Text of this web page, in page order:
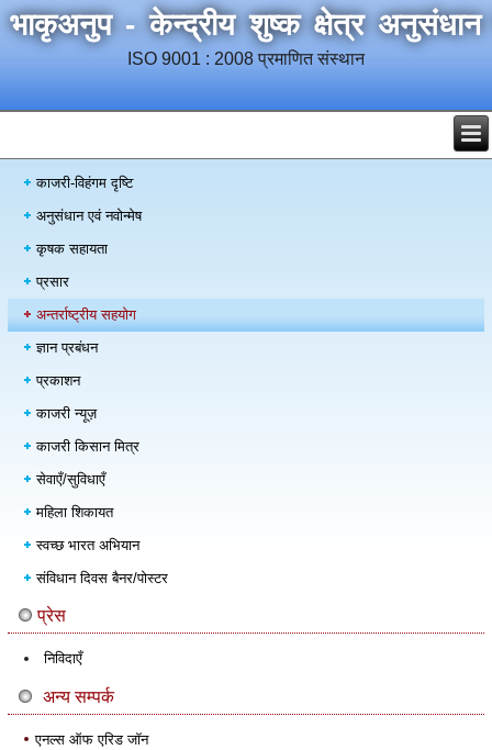
भाकृअनुप - केन्द्रीय शुष्क क्षेत्र अनुसंधान
ISO 9001 : 2008 प्रमाणित संस्थान
काजरी-विहंगम दृष्टि
अनुसंधान एवं नवोन्मेष
कृषक सहायता
प्रसार
अन्तर्राष्ट्रीय सहयोग
ज्ञान प्रबंधन
प्रकाशन
काजरी न्यूज़
काजरी किसान मित्र
सेवाएँ/सुविधाएँ
महिला शिकायत
स्वच्छ भारत अभियान
संविधान दिवस बैनर/पोस्टर
प्रेस
निविदाएँ
अन्य सम्पर्क
एनल्स ऑफ एरिड जॉन